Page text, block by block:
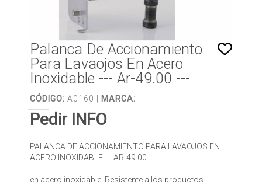
Palanca De Accionamiento
Para Lavaojos En Acero
Inoxidable --- Ar-49.00 ---
CÓDIGO: A0160 | MARCA: -
Pedir INFO
PALANCA DE ACCIONAMIENTO PARA LAVAOJOS EN
ACERO INOXIDABLE --- AR-49.00 ---:
en acero inoxidable. Resistente a los productos